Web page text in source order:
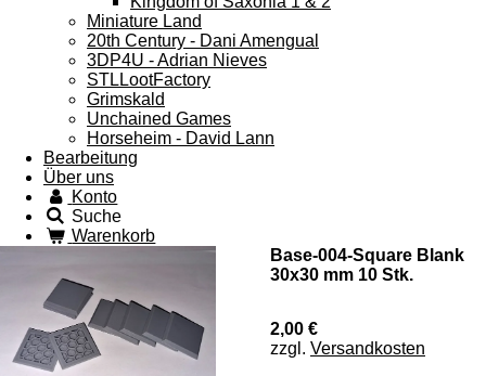
Miniature Land
20th Century - Dani Amengual
3DP4U - Adrian Nieves
STLLootFactory
Grimskald
Unchained Games
Horseheim - David Lann
Bearbeitung
Über uns
Konto
Suche
Warenkorb
Base-004-Square Blank
30x30 mm 10 Stk.
2,00 €
zzgl. Versandkosten